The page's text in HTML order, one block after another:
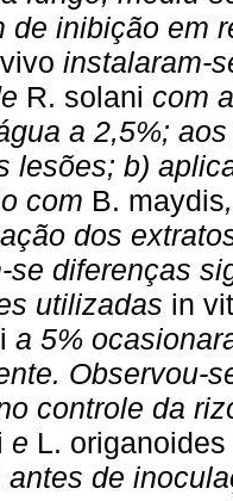
de inibição em
instalaram-
R. solani com
a 2,5%;
lesões; b)
com B. maydis
dos
se diferenças
utilizadas in
a 5%
Observou-
controle da
e L. origanoides
de